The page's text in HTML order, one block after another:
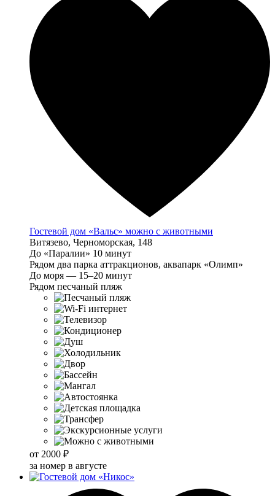
Гостевой дом «Вальс» можно с животными
Витязево, Черноморская, 148
До «Паралии» 10 минут
Рядом два парка аттракционов, аквапарк «Олимп»
До моря — 15–20 минут
Рядом песчаный пляж
от 2000 ₽
за номер в августе